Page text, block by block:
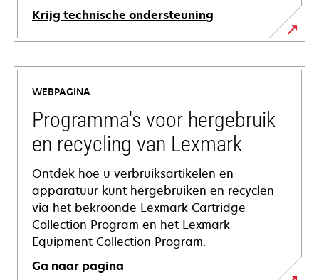
Krijg technische ondersteuning
opens
in
new
tab
WEBPAGINA
Programma's voor hergebruik
en recycling van Lexmark
Ontdek hoe u verbruiksartikelen en
apparatuur kunt hergebruiken en recyclen
via het bekroonde Lexmark Cartridge
Collection Program en het Lexmark
Equipment Collection Program.
Ga naar pagina